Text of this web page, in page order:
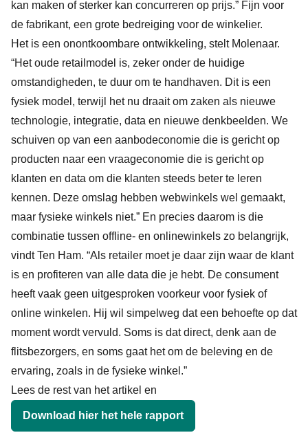
kan maken of sterker kan concurreren op prijs.” Fijn voor
de fabrikant, een grote bedreiging voor de winkelier.
Het is een onontkoombare ontwikkeling, stelt Molenaar.
“Het oude retailmodel is, zeker onder de huidige
omstandigheden, te duur om te handhaven. Dit is een
fysiek model, terwijl het nu draait om zaken als nieuwe
technologie, integratie, data en nieuwe denkbeelden. We
schuiven op van een aanbodeconomie die is gericht op
producten naar een vraageconomie die is gericht op
klanten en data om die klanten steeds beter te leren
kennen. Deze omslag hebben webwinkels wel gemaakt,
maar fysieke winkels niet.” En precies daarom is die
combinatie tussen offline- en onlinewinkels zo belangrijk,
vindt Ten Ham. “Als retailer moet je daar zijn waar de klant
is en profiteren van alle data die je hebt. De consument
heeft vaak geen uitgesproken voorkeur voor fysiek of
online winkelen. Hij wil simpelweg dat een behoefte op dat
moment wordt vervuld. Soms is dat direct, denk aan de
flitsbezorgers, en soms gaat het om de beleving en de
ervaring, zoals in de fysieke winkel.”
Lees de rest van het artikel en
Download hier het hele rapport